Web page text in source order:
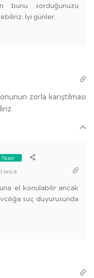
bunu sorduğunuzu
İyi günler.
zorla karıştılması
Yazar
önce
el konulabilir ancak
suç duyurusunda